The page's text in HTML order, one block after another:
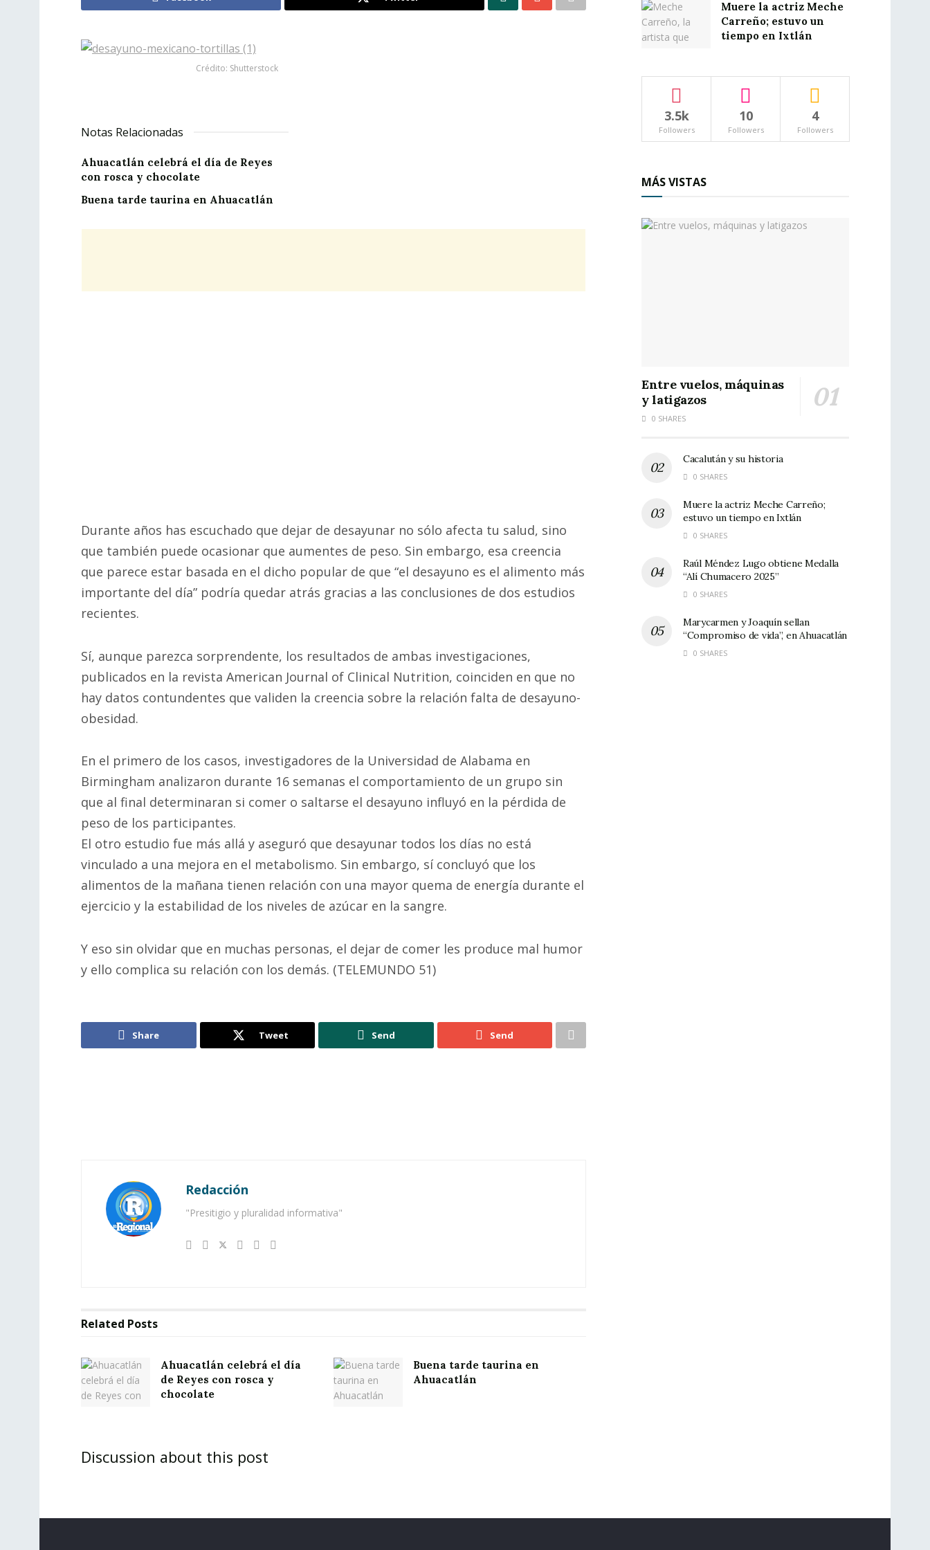
Crédito: Shutterstock
Notas Relacionadas
Ahuacatlán celebrá el día de Reyes
con rosca y chocolate
Buena tarde taurina en Ahuacatlán
Durante años has escuchado que dejar de desayunar no sólo afecta tu salud, sino
que también puede ocasionar que aumentes de peso. Sin embargo, esa creencia
que parece estar basada en el dicho popular de que “el desayuno es el alimento más
importante del día” podría quedar atrás gracias a las conclusiones de dos estudios
recientes.
Sí, aunque parezca sorprendente, los resultados de ambas investigaciones,
publicados en la revista American Journal of Clinical Nutrition, coinciden en que no
hay datos contundentes que validen la creencia sobre la relación falta de desayuno-
obesidad.
En el primero de los casos, investigadores de la Universidad de Alabama en
Birmingham analizaron durante 16 semanas el comportamiento de un grupo sin
que al final determinaran si comer o saltarse el desayuno influyó en la pérdida de
peso de los participantes.
El otro estudio fue más allá y aseguró que desayunar todos los días no está
vinculado a una mejora en el metabolismo. Sin embargo, sí concluyó que los
alimentos de la mañana tienen relación con una mayor quema de energía durante el
ejercicio y la estabilidad de los niveles de azúcar en la sangre.
Y eso sin olvidar que en muchas personas, el dejar de comer les produce mal humor
y ello complica su relación con los demás. (TELEMUNDO 51)
Share Tweet Send Send
Redacción
"Presitigio y pluralidad informativa"
Related Posts
Ahuacatlán celebrá el día
de Reyes con rosca y
chocolate
Buena tarde taurina en
Ahuacatlán
Discussion about this post
Muere la actriz Meche
Carreño; estuvo un
tiempo en Ixtlán
3.5k
Followers
10
Followers
4
Followers
MÁS VISTAS
Entre vuelos, máquinas
y latigazos
0 SHARES
Cacalután y su historia
0 SHARES
Muere la actriz Meche Carreño;
estuvo un tiempo en Ixtlán
0 SHARES
Raúl Méndez Lugo obtiene Medalla
“Alí Chumacero 2025”
0 SHARES
Marycarmen y Joaquín sellan
“Compromiso de vida”, en Ahuacatlán
0 SHARES